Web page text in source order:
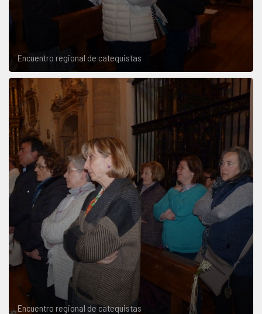
Encuentro regional de catequistas
Encuentro regional de catequistas